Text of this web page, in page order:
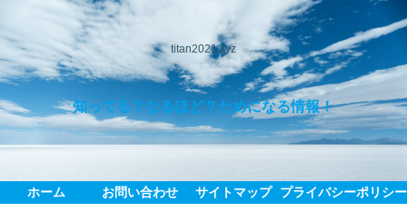
titan2021.xyz
知ってる？なるほど？ためになる情報！
ホーム お問い合わせ サイトマップ プライバシーポリシー